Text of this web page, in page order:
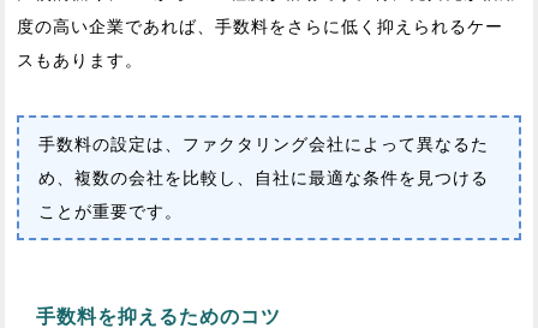
度の高い企業であれば、手数料をさらに低く抑えられるケー
スもあります。
手数料の設定は、ファクタリング会社によって異なるた
め、複数の会社を比較し、自社に最適な条件を見つける
ことが重要です。
手数料を抑えるためのコツ